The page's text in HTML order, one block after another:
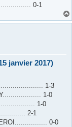
0-1
janvier 2017)
1-3
1-0
1-0
2-1
0-0